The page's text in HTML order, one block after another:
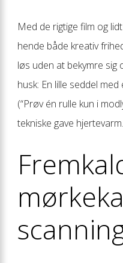
Med de rigtige film og
hende både kreativ
løs uden at bekymre sig
husk: En lille seddel
(“Prøv én rulle kun i
tekniske gave hjertevarm.